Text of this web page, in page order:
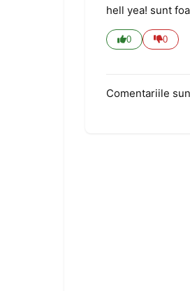
hell yea! sunt
0 0
Comentariile